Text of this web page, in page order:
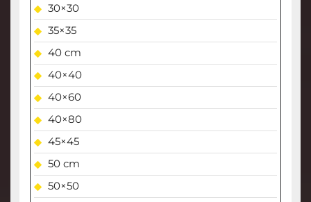
30×30
35×35
40 cm
40×40
40×60
40×80
45×45
50 cm
50×50